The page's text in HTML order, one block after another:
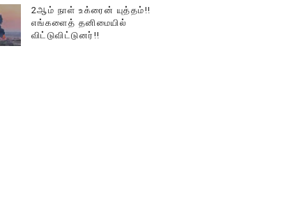
2ஆம் நாள் உக்ரைன் யுத்தம்!!
எங்களைத் தனிமையில்
விட்டுவிட்டுனர்!!